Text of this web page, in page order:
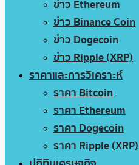
ข่าว Ethereum
ข่าว Binance Coin
ข่าว Dogecoin
ข่าว Ripple (XRP)
ราคาและการวิเคราะห์
ราคา Bitcoin
ราคา Ethereum
ราคา Dogecoin
ราคา Ripple (XRP)